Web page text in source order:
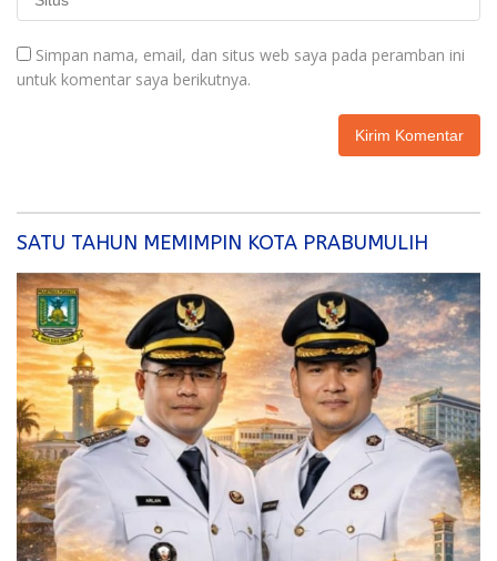
Simpan nama, email, dan situs web saya pada peramban ini
untuk komentar saya berikutnya.
SATU TAHUN MEMIMPIN KOTA PRABUMULIH